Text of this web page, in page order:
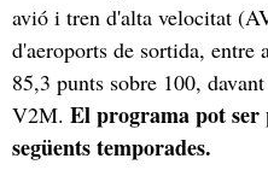
avió i tren d'alta velocitat
d'aeroports de sortida,
85,3 punts sobre 100,
V2M. El programa pot ser
següents temporades.